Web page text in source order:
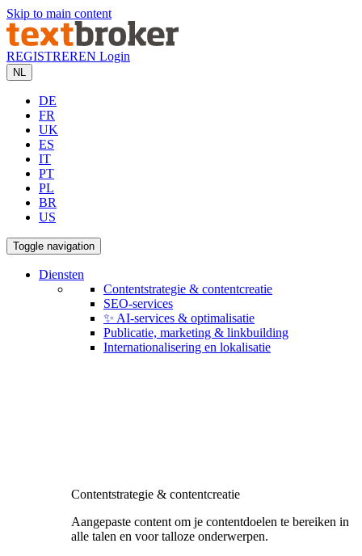
Skip to main content
REGISTREREN Login
NL
DE
FR
UK
ES
IT
PT
PL
BR
US
Toggle navigation
Diensten
Contentstrategie & contentcreatie
SEO-services
✨ AI-services & optimalisatie
Publicatie, marketing & linkbuilding
Internationalisering en lokalisatie
Contentstrategie & contentcreatie
Aangepaste content om je contentdoelen te bereiken in
alle talen en voor talloze onderwerpen.